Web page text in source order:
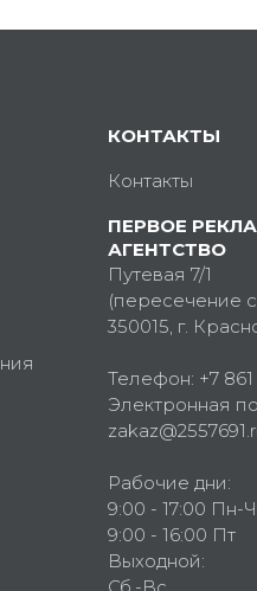
КОНТАКТЫ
Контакты
ПЕРВОЕ
АГЕНТСТВО
Путевая 7/1
(пересечение
350015 , г.
Телефон: +7
Электронная
Рабочие дни:
9:00 - 17:00 Пн-
9:00 - 16:00 Пт
Выходной: